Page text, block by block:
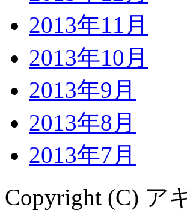
2013年11月
2013年10月
2013年9月
2013年8月
2013年7月
Copyright (C) ア